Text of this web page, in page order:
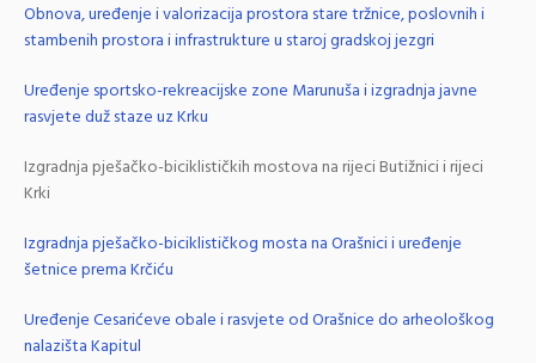
Obnova, uređenje i valorizacija prostora stare tržnice, poslovnih i
stambenih prostora i infrastrukture u staroj gradskoj jezgri
Uređenje sportsko-rekreacijske zone Marunuša i izgradnja javne
rasvjete duž staze uz Krku
Izgradnja pješačko-biciklističkih mostova na rijeci Butižnici i rijeci
Krki
Izgradnja pješačko-biciklističkog mosta na Orašnici i uređenje
šetnice prema Krčiću
Uređenje Cesarićeve obale i rasvjete od Orašnice do arheološkog
nalazišta Kapitul